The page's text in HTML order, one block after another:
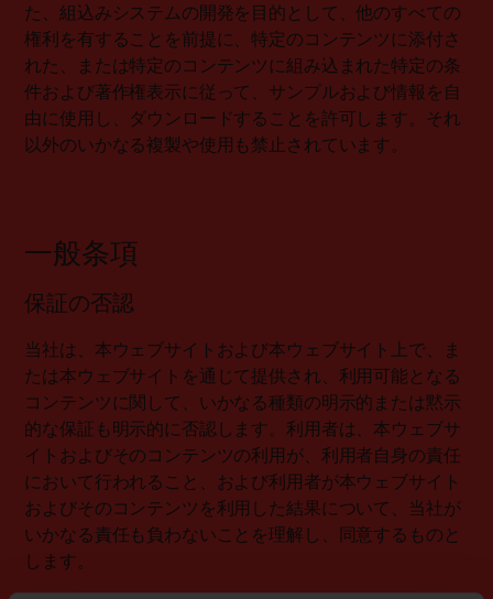
た、組込みシステムの開発を目的として、他のすべての
権利を有することを前提に、特定のコンテンツに添付さ
れた、または特定のコンテンツに組み込まれた特定の条
件および著作権表示に従って、サンプルおよび情報を自
由に使用し、ダウンロードすることを許可します。それ
以外のいかなる複製や使用も禁止されています。
一般条項
保証の否認
当社は、本ウェブサイトおよび本ウェブサイト上で、ま
たは本ウェブサイトを通じて提供され、利用可能となる
コンテンツに関して、いかなる種類の明示的または黙示
的な保証も明示的に否認します。利用者は、本ウェブサ
イトおよびそのコンテンツの利用が、利用者自身の責任
において行われること、および利用者が本ウェブサイト
およびそのコンテンツを利用した結果について、当社が
いかなる責任も負わないことを理解し、同意するものと
します。